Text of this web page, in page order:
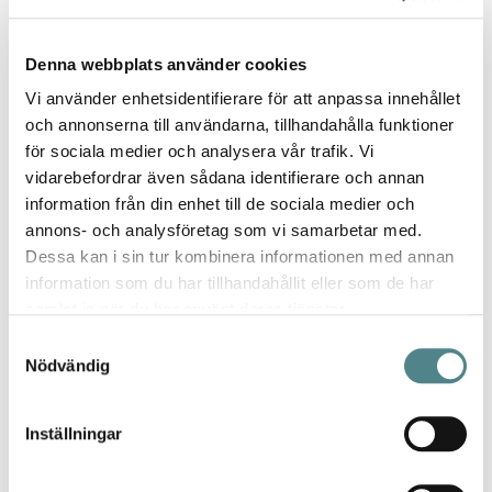
Denna webbplats använder cookies
Vi använder enhetsidentifierare för att anpassa innehållet
och annonserna till användarna, tillhandahålla funktioner
för sociala medier och analysera vår trafik. Vi
vidarebefordrar även sådana identifierare och annan
information från din enhet till de sociala medier och
annons- och analysföretag som vi samarbetar med.
Dessa kan i sin tur kombinera informationen med annan
information som du har tillhandahållit eller som de har
Nödvändig
Inställningar
mig!
Recenserad avAnnaPublicerat
den
2021-04-01
Så Skön sneakers
Betyg *
80%
Skön snygg och att den är röd mocka ???? kommer användas flitigt
vår o sommar. Gillar dem verkligen, passar mig utmärkt ???? tog strl
37 i dessa o det blev perfekt.
Recenserad avSussilisaPublicerat
2020-04-25
Det står stor i storleken men det stämmer inte då den är smal
framme vid tårna. Tog en storlek mindre så jag fick skicka tillbaka